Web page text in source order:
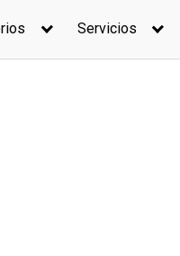
Servicios